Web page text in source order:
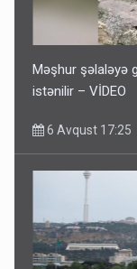
Məşhur şəlaləyə
istənilir – VİDEO
6 Avqust 17:25